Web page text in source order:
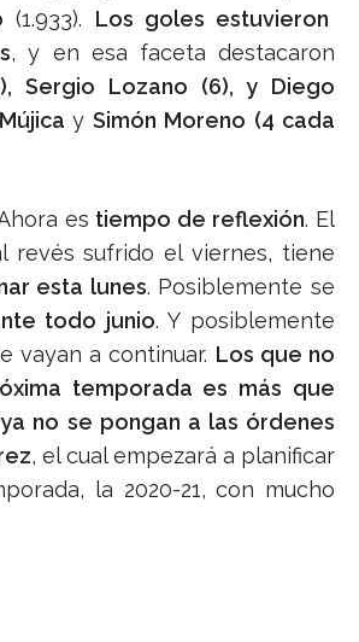
(1.933). Los goles estuvieron
, y en esa faceta destacaron
Sergio Lozano (6), y Diego
y Simón Moreno (4 cada
es tiempo de reflexión. El
revés sufrido el viernes, tiene
esta lunes. Posiblemente se
todo junio. Y posiblemente
vayan a continuar. Los que no
temporada es más que
no se pongan a las órdenes
, el cual empezará a planificar
la 2020-21, con mucho